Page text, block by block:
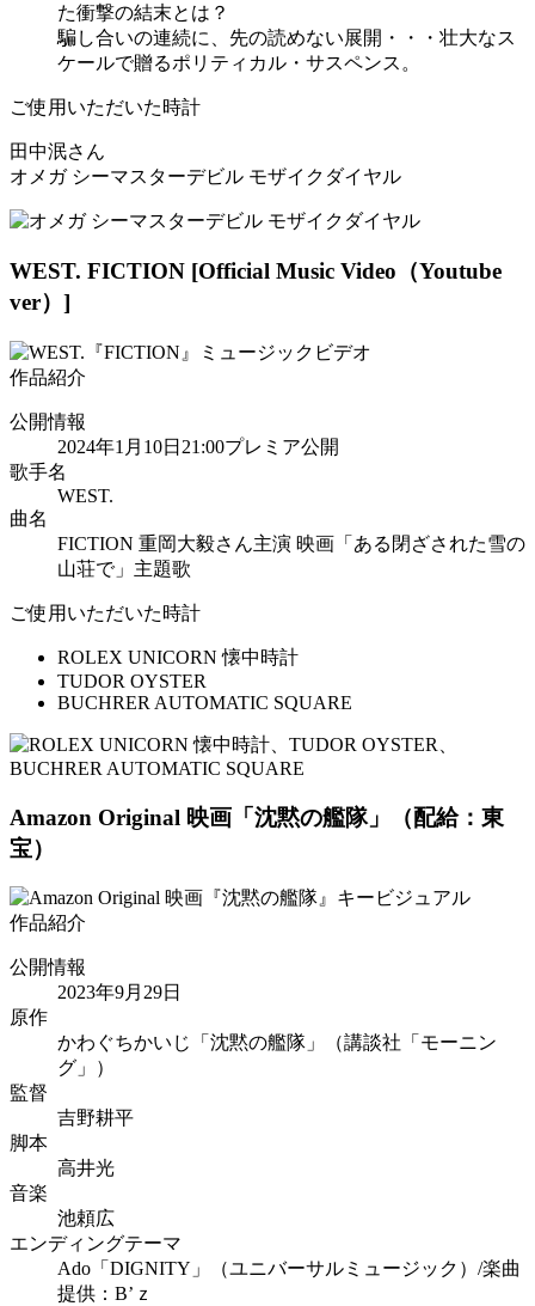
た衝撃の結末とは？
騙し合いの連続に、先の読めない展開・・・壮大なス
ケールで贈るポリティカル・サスペンス。
ご使用いただいた時計
田中泯さん
オメガ シーマスターデビル モザイクダイヤル
WEST. FICTION [Official Music Video（Youtube
ver）]
作品紹介
公開情報
2024年1月10日21:00プレミア公開
歌手名
WEST.
曲名
FICTION 重岡大毅さん主演 映画「ある閉ざされた雪の
山荘で」主題歌
ご使用いただいた時計
ROLEX UNICORN 懐中時計
TUDOR OYSTER
BUCHRER AUTOMATIC SQUARE
Amazon Original 映画「沈黙の艦隊」
（配給：東
宝）
作品紹介
公開情報
2023年9月29日
原作
かわぐちかいじ「沈黙の艦隊」（講談社「モーニン
グ」）
監督
吉野耕平
脚本
高井光
音楽
池頼広
エンディングテーマ
Ado「DIGNITY」（ユニバーサルミュージック）/楽曲
提供：B’ｚ